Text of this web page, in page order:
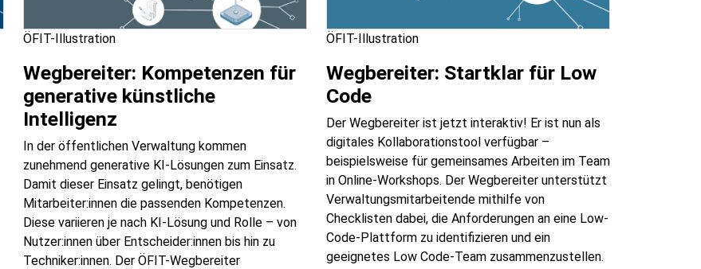
ÖFIT-Illustration
Wegbereiter: Kompetenzen für
generative künstliche
Intelligenz
In der öffentlichen Verwaltung kommen
zunehmend generative KI-Lösungen zum Einsatz.
Damit dieser Einsatz gelingt, benötigen
Mitarbeiter:innen die passenden Kompetenzen.
Diese variieren je nach KI-Lösung und Rolle – von
Nutzer:innen über Entscheider:innen bis hin zu
Techniker:innen. Der ÖFIT-Wegbereiter
ÖFIT-Illustration
Wegbereiter: Startklar für Low
Code
Der Wegbereiter ist jetzt interaktiv! Er ist nun als
digitales Kollaborationstool verfügbar –
beispielsweise für gemeinsames Arbeiten im Team
in Online-Workshops. Der Wegbereiter unterstützt
Verwaltungsmitarbeitende mithilfe von
Checklisten dabei, die Anforderungen an eine Low-
Code-Plattform zu identifizieren und ein
geeignetes Low Code-Team zusammenzustellen.